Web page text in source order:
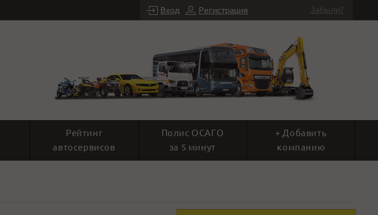
Вход Регистрация Забыли?
Рейтинг
автосервисов
Полис ОСАГО
за 5 минут
+ Добавить
компанию